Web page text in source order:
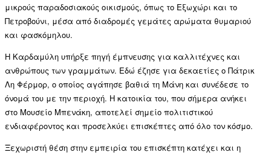
μικρούς παραδοσιακούς οικισμούς, όπως το Εξωχώρι και το
Πετροβούνι, μέσα από διαδρομές γεμάτες αρώματα θυμαριού
και φασκόμηλου.
Η Καρδαμύλη υπήρξε πηγή έμπνευσης για καλλιτέχνες και
ανθρώπους των γραμμάτων. Εδώ έζησε για δεκαετίες ο Πάτρικ
Λη Φέρμορ, ο οποίος αγάπησε βαθιά τη Μάνη και συνέδεσε το
όνομά του με την περιοχή. Η κατοικία του, που σήμερα ανήκει
στο Μουσείο Μπενάκη, αποτελεί σημείο πολιτιστικού
ενδιαφέροντος και προσελκύει επισκέπτες από όλο τον κόσμο.
Ξεχωριστή θέση στην εμπειρία του επισκέπτη κατέχει και η